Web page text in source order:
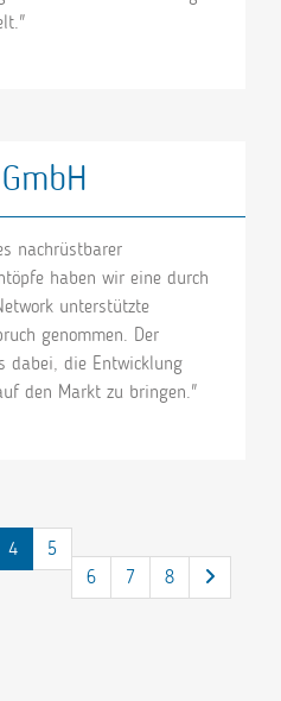
nachrüstbarer
haben wir eine durch
unterstützte
genommen. Der
dabei, die Entwicklung
den Markt zu bringen."
4
5
6
7 8